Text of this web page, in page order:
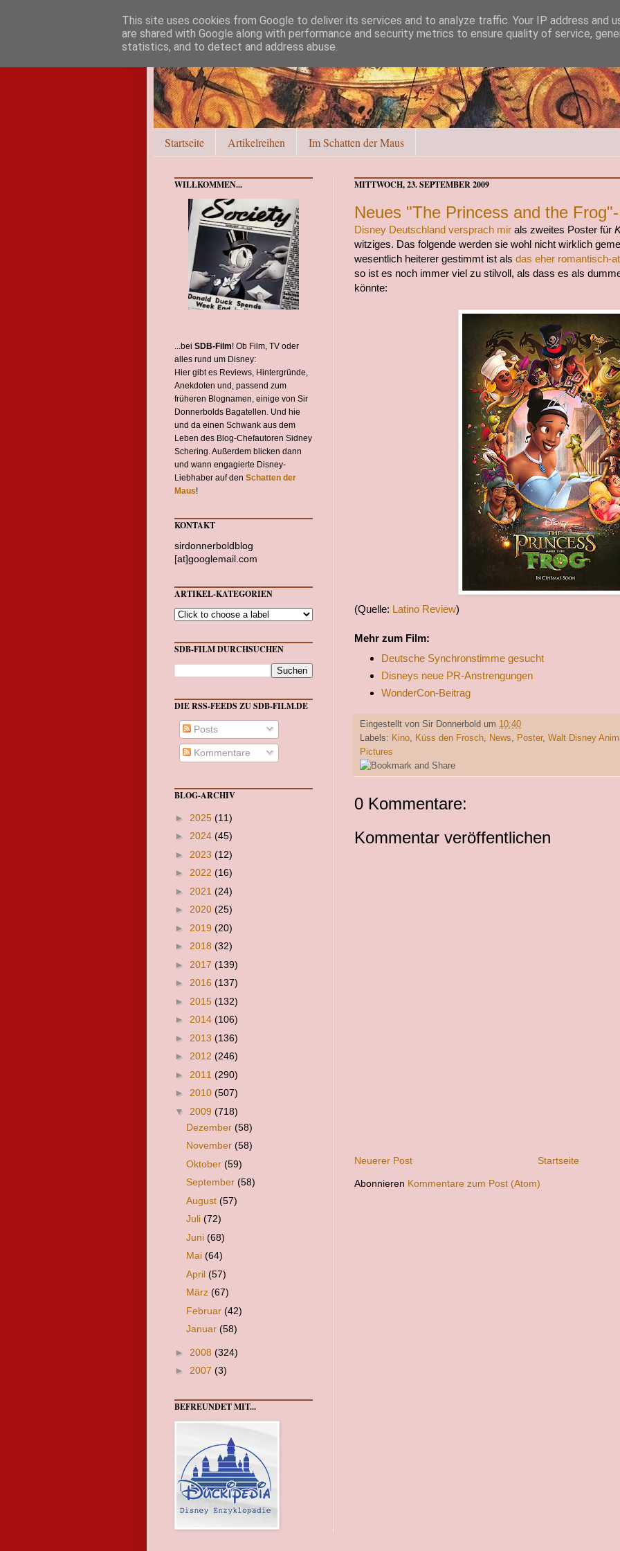
Startseite Artikelreihen Im Schatten der Maus
MITTWOCH, 23. SEPTEMBER 2009
Neues "The Princess and the
Disney Deutschland versprach mir als zweites Poster für
witziges. Das folgende werden sie wohl nicht wirklich
wesentlich heiterer gestimmt ist als das eher romantisch-
so ist es noch immer viel zu stilvoll, als dass es als
könnte:
(Quelle: Latino Review)
Mehr zum Film:
Deutsche Synchronstimme gesucht
Disneys neue PR-Anstrengungen
WonderCon-Beitrag
Eingestellt von Sir Donnerbold um 10:40
Labels: Kino Küss den Frosch News Poster, Walt Disney
Pictures
0 Kommentare:
Kommentar veröffentlichen
Neuerer Post Startseite
Abonnieren Kommentare zum Post (Atom)
WILLKOMMEN...
...bei SDB-Film! Ob Film, TV oder
alles rund um Disney:
Hier gibt es Reviews, Hintergründe,
Anekdoten und, passend zum
früheren Blognamen, einige von Sir
Donnerbolds Bagatellen. Und hie
und da einen Schwank aus dem
Leben des Blog-Chefautoren Sidney
Schering. Außerdem blicken dann
und wann engagierte Disney-
Liebhaber auf den Schatten der
Maus!
KONTAKT
sirdonnerboldblog
[at]googlemail.com
ARTIKEL-KATEGORIEN
SDB-FILM DURCHSUCHEN
DIE RSS-FEEDS ZU SDB-FILM.DE
Posts
Kommentare
BLOG-ARCHIV
► 2025 (11)
► 2024 (45)
► 2023 (12)
► 2022 (16)
► 2021 (24)
► 2020 (25)
► 2019 (20)
► 2018 (32)
► 2017 (139)
► 2016 (137)
► 2015 (132)
► 2014 (106)
► 2013 (136)
► 2012 (246)
► 2011 (290)
► 2010 (507)
▼ 2009 (718)
Dezember (58)
November (58)
Oktober (59)
September (58)
August (57)
Juli (72)
Juni (68)
Mai (64)
April (57)
März (67)
Februar (42)
Januar (58)
► 2008 (324)
► 2007 (3)
BEFREUNDET MIT...
This site uses cookies from Google to deliver its services and to analyze traffic. Your IP address and
are shared with Google along with performance and security metrics to ensure quality of service,
statistics, and to detect and address abuse.